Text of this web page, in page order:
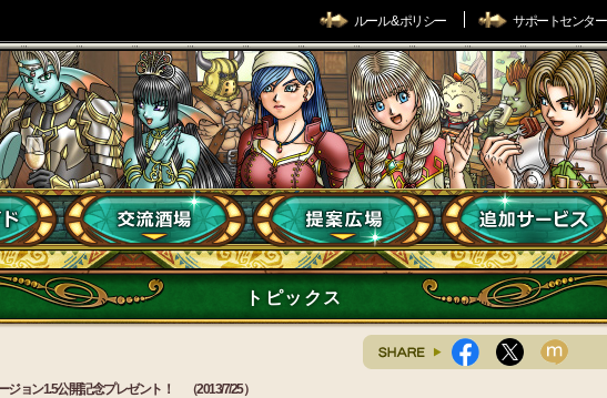
ルール & ポリシー サポートセンター
トピックス
ジョン1.5公開記念プレゼント！ （2013/7/25）